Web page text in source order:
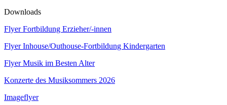
Downloads
Flyer Fortbildung Erzieher/-innen
Flyer Inhouse/Outhouse-Fortbildung Kindergarten
Flyer Musik im Besten Alter
Konzerte des Musiksommers 2026
Imageflyer